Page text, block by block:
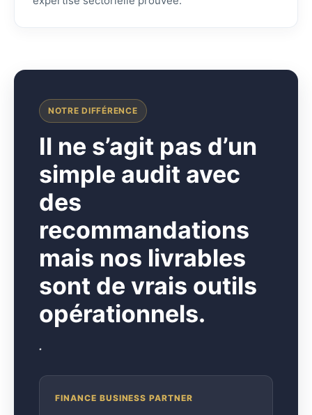
NOTRE DIFFÉRENCE
Il ne s’agit pas d’un
simple audit avec
des
recommandations
mais nos livrables
sont de vrais outils
opérationnels.
.
FINANCE BUSINESS PARTNER